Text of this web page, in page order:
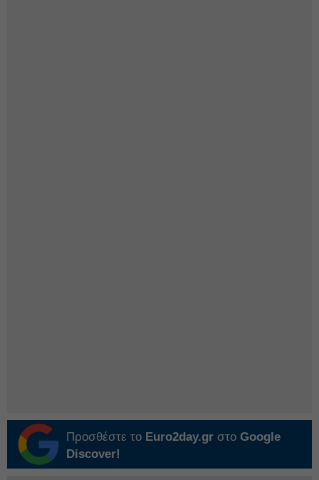
Προσθέστε το Euro2day.gr στο Google
Discover!